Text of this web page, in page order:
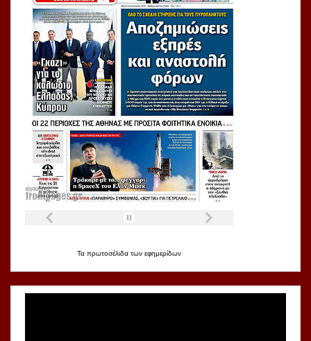
Τα πρωτοσέλιδα των εφημερίδων